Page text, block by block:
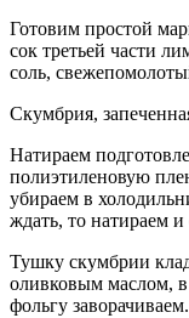
Готовим простой
сок третьей части
соль,
Cкумбрия,
Натираем
полиэтиленовую
убираем в
ждать, то натираем и
Тушку скумбрии
оливковым маслом,
фольгу заворачиваем.